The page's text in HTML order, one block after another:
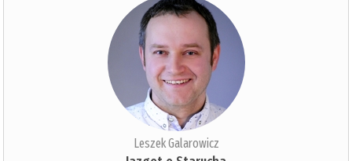
Leszek Galarowicz